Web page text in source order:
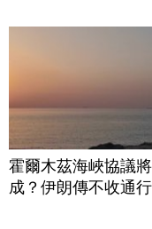
霍爾木茲海峽協議
成？伊朗傳不收通